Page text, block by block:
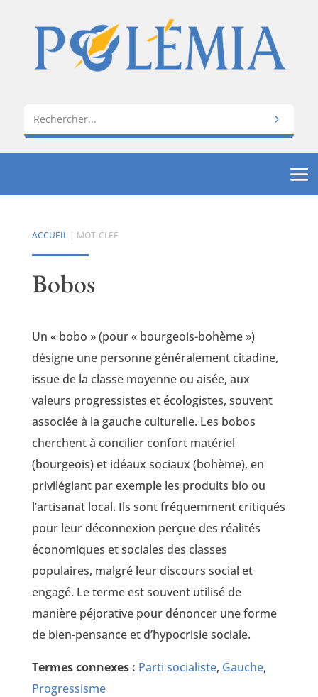
ACCUEIL| MOT-CLEF
Bobos
Un « bobo » (pour « bourgeois-bohème »)
désigne une personne généralement citadine,
issue de la classe moyenne ou aisée, aux
valeurs progressistes et écologistes, souvent
associée à la gauche culturelle. Les bobos
cherchent à concilier confort matériel
(bourgeois) et idéaux sociaux (bohème), en
privilégiant par exemple les produits bio ou
l’artisanat local. Ils sont fréquemment critiqués
pour leur déconnexion perçue des réalités
économiques et sociales des classes
populaires, malgré leur discours social et
engagé. Le terme est souvent utilisé de
manière péjorative pour dénoncer une forme
de bien-pensance et d’hypocrisie sociale.
Termes connexes : Parti socialiste, Gauche,
Progressisme